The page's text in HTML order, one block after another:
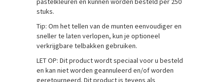
stuks.
Tip: Om het tellen van de munten eenvoudiger en
sneller te laten verlopen, kun je optioneel
verkrijgbare telbakken gebruiken.
LET OP: Dit product wordt speciaal voor u besteld
en kan niet worden geannuleerd en/of worden
geretourneerd. Dit product is tevens als